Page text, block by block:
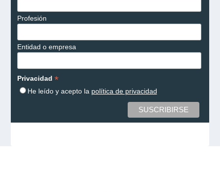
Profesión
Entidad o empresa
Privacidad *
He leído y acepto la política de privacidad